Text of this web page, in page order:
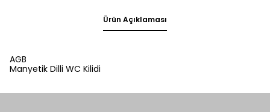
Ürün Açıklaması
AGB
Manyetik Dilli WC Kilidi